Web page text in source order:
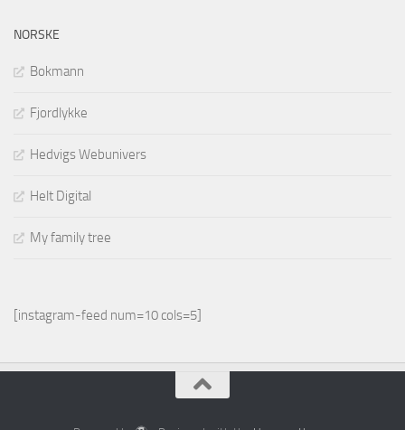
NORSKE
Bokmann
Fjordlykke
Hedvigs Webunivers
Helt Digital
My family tree
[instagram-feed num=10 cols=5]